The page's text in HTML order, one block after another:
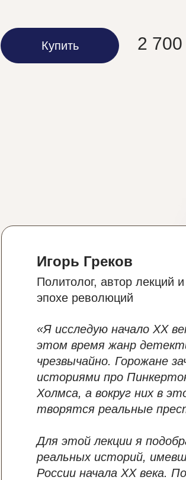
2 700
Купить
Политолог, автор лекций
эпохе революций
«Я исследую начало XX
этом время жанр
чрезвычайно. Горожане
историями про
Холмса, а вокруг них в
творятся реальные
Для этой лекции я
реальных историй,
России начала XX века.
Игорь Греков